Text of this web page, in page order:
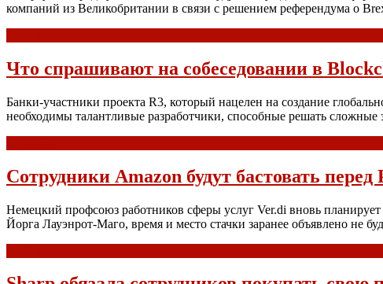
компаний из Великобритании в связи с решением референдума о
Что спрашивают на собеседовании в
Банки-участники проекта R3, который нацелен на создание
необходимы талантливые разработчики, способные решать
Сотрудники Amazon будут бастовать перед
Немецкий профсоюз работников сферы услуг Ver.di вновь планирует
Йорга Лауэнрот-Маго, время и место стачки заранее объявлено не